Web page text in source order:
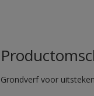
Grondverf voor